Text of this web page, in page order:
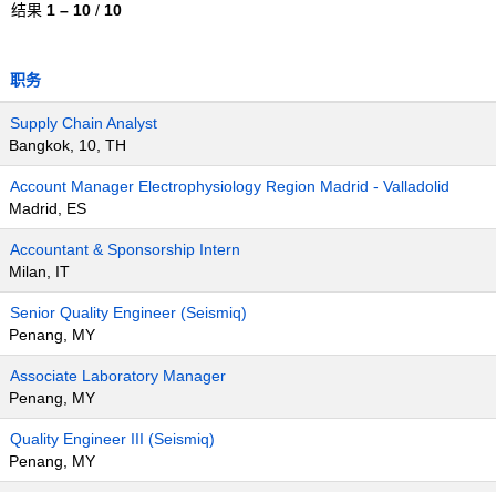
结果 1 – 10 / 10
职务
Supply Chain Analyst
Bangkok, 10, TH
Account Manager Electrophysiology Region Madrid - Valladolid
Madrid, ES
Accountant & Sponsorship Intern
Milan, IT
Senior Quality Engineer (Seismiq)
Penang, MY
Associate Laboratory Manager
Penang, MY
Quality Engineer III (Seismiq)
Penang, MY